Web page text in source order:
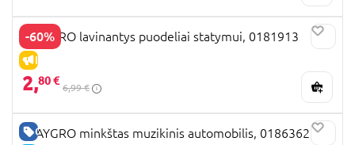
-60%
IŠPARDAVIMAS
PLAYGRO lavinantys puodeliai statymui, 0181913
2,80 €
6,99 €
GERA KAINA
PLAYGRO minkštas muzikinis automobilis, 0186362